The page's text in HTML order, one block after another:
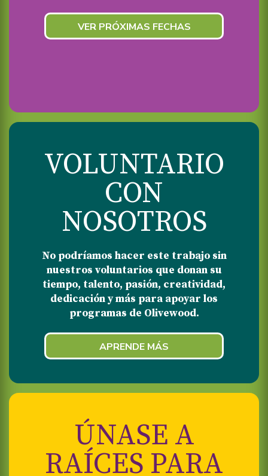
VER PRÓXIMAS FECHAS
VOLUNTARIO
CON
NOSOTROS
No podríamos hacer este trabajo sin
nuestros voluntarios que donan su
tiempo, talento, pasión, creatividad,
dedicación y más para apoyar los
programas de Olivewood.
APRENDE MÁS
ÚNASE A
RAÍCES PARA